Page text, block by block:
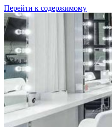
Перейти к содержимому